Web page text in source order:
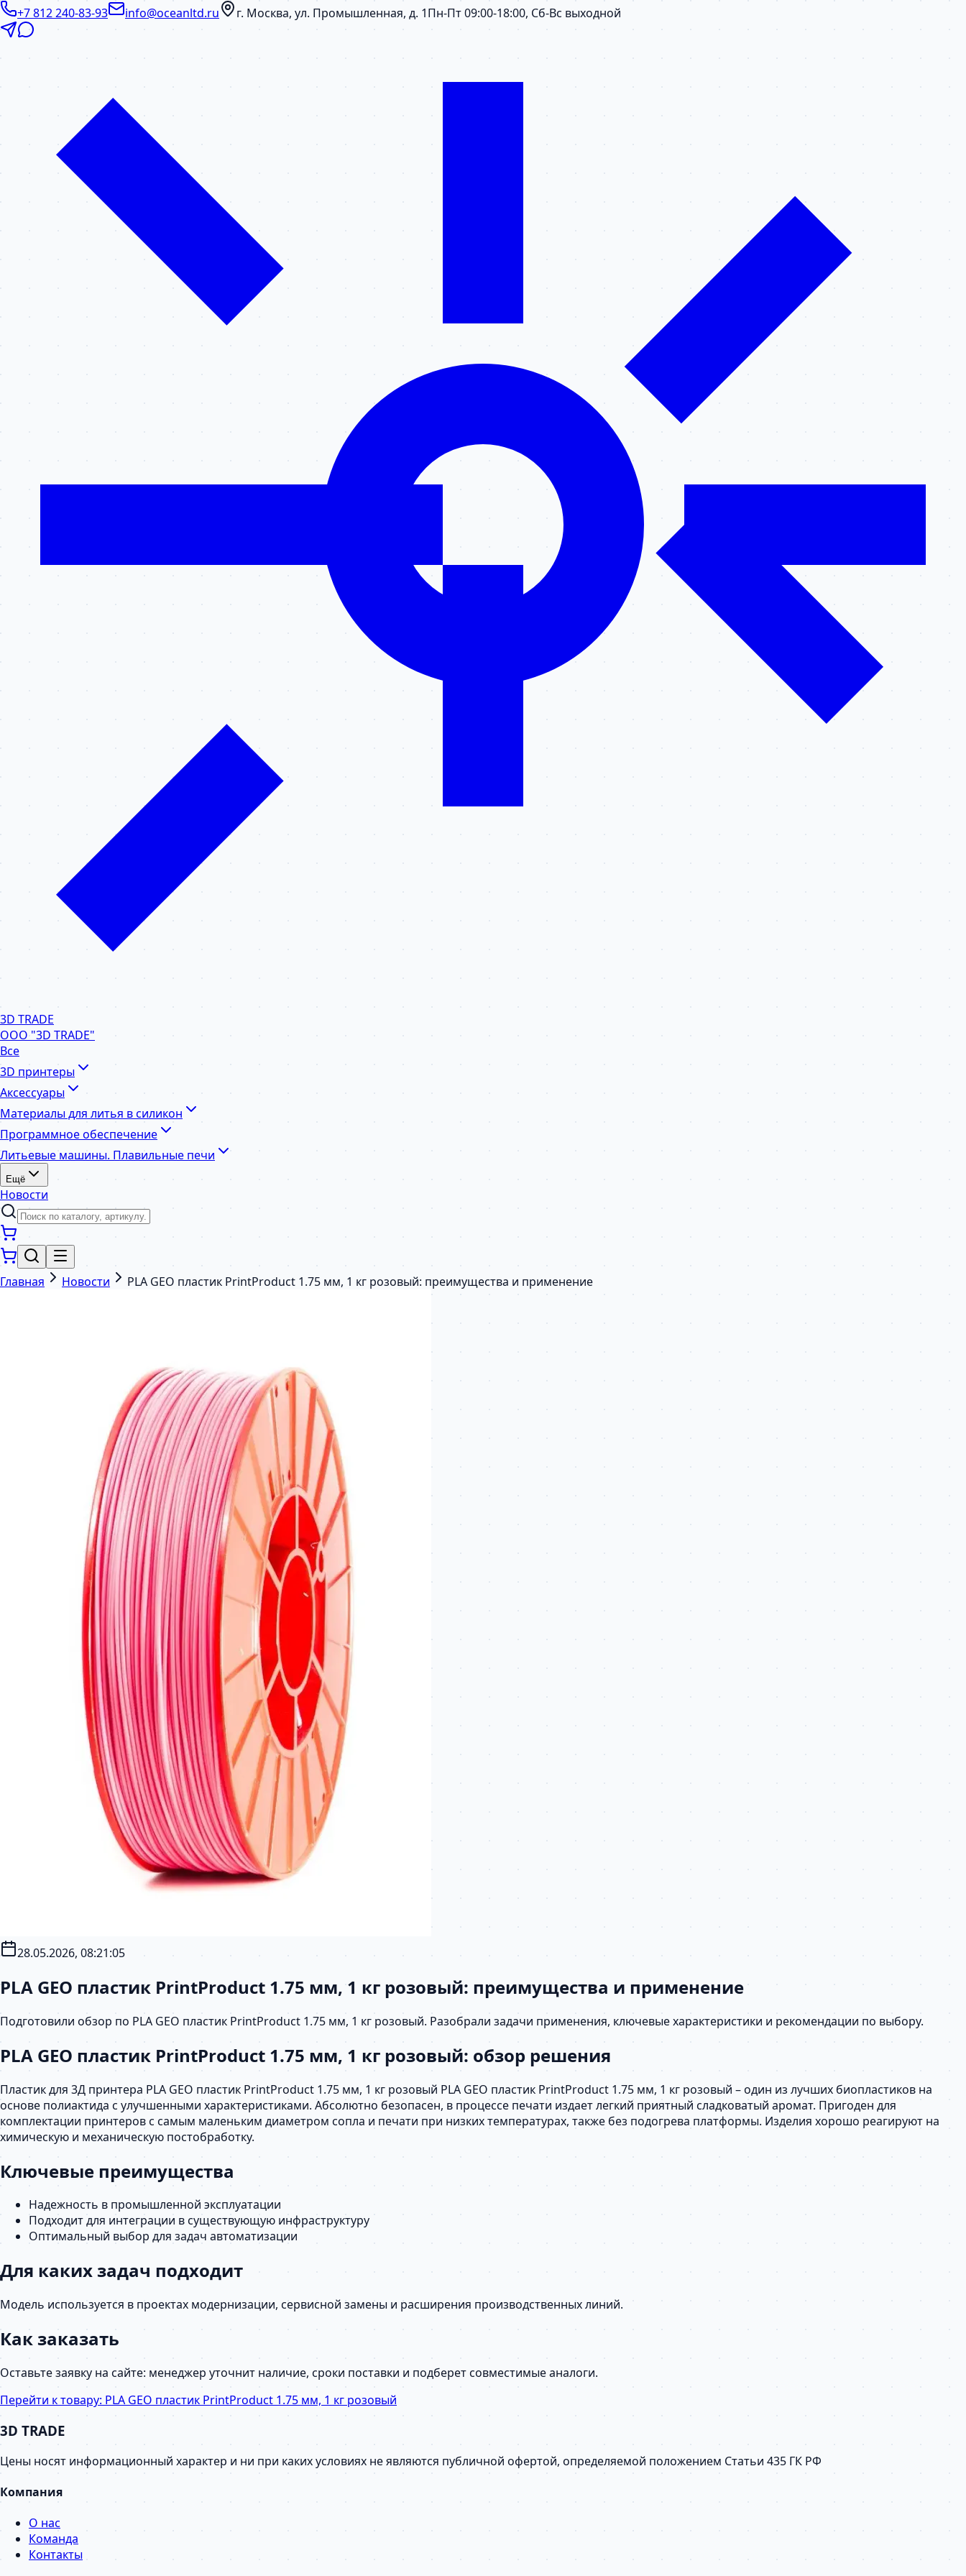
+7 812 240-83-93 info@oceanltd.ru г. Москва, ул. Промышленная, д. 1Пн-Пт 09:00-18:00, Сб-Вс выходной
3D TRADE
ООО "3D TRADE"
Все
3D принтеры
Аксессуары
Материалы для литья в силикон
Программное обеспечение
Литьевые машины. Плавильные печи
Ещё
Новости
Главная Новости PLA GEO пластик PrintProduct 1.75 мм, 1 кг розовый: преимущества и применение
28.05.2026, 08:21:05
PLA GEO пластик PrintProduct 1.75 мм, 1 кг розовый: преимущества и применение
Подготовили обзор по PLA GEO пластик PrintProduct 1.75 мм, 1 кг розовый. Разобрали задачи применения, ключевые характеристики и рекомендации по выбору.
PLA GEO пластик PrintProduct 1.75 мм, 1 кг розовый: обзор решения
Пластик для 3Д принтера PLA GEO пластик PrintProduct 1.75 мм, 1 кг розовый PLA GEO пластик PrintProduct 1.75 мм, 1 кг розовый – один из лучших биопластиков на
основе полиактида с улучшенными характеристиками. Абсолютно безопасен, в процессе печати издает легкий приятный сладковатый аромат. Пригоден для
комплектации принтеров с самым маленьким диаметром сопла и печати при низких температурах, также без подогрева платформы. Изделия хорошо реагируют на
химическую и механическую постобработку.
Ключевые преимущества
Надежность в промышленной эксплуатации
Подходит для интеграции в существующую инфраструктуру
Оптимальный выбор для задач автоматизации
Для каких задач подходит
Модель используется в проектах модернизации, сервисной замены и расширения производственных линий.
Как заказать
Оставьте заявку на сайте: менеджер уточнит наличие, сроки поставки и подберет совместимые аналоги.
Перейти к товару: PLA GEO пластик PrintProduct 1.75 мм, 1 кг розовый
3D TRADE
Цены носят информационный характер и ни при каких условиях не являются публичной офертой, определяемой положением Статьи 435 ГК РФ
Компания
О нас
Команда
Контакты